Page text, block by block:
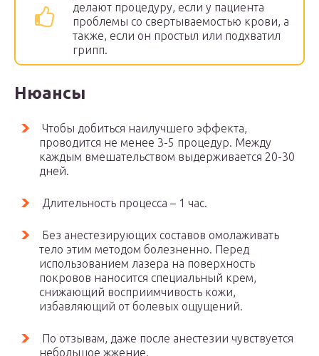
делают процедуру, если у пациента
проблемы со свертываемостью крови, а
также, если он простыл или подхватил
грипп.
Нюансы
Чтобы добиться наилучшего эффекта,
проводится не менее 3-5 процедур. Между
каждым вмешательством выдерживается 20-30
дней.
Длительность процесса – 1 час.
Без анестезирующих составов омолаживать
тело этим методом болезненно. Перед
использованием лазера на поверхность
покровов наносится специальный крем,
снижающий восприимчивость кожи,
избавляющий от болевых ощущений.
По отзывам, даже после анестезии чувствуется
небольшое жжение.